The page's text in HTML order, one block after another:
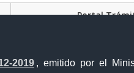
2019 , emitido por el
Portal